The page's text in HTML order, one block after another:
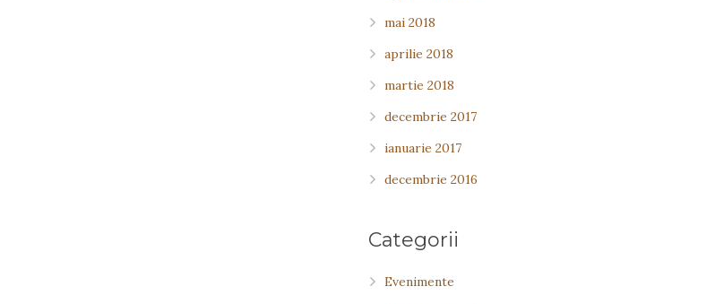
mai 2018
aprilie 2018
martie 2018
decembrie 2017
ianuarie 2017
decembrie 2016
Categorii
Evenimente